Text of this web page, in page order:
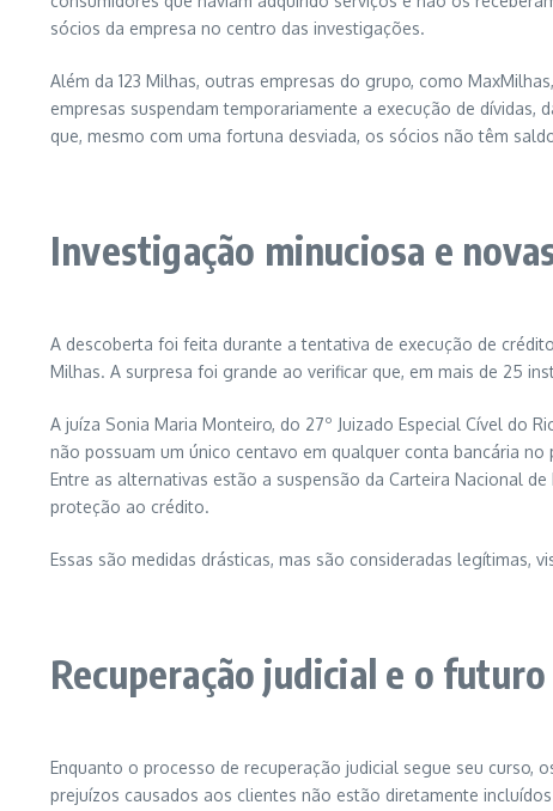
sócios da empresa no centro das investigações.
Além da 123 Milhas, outras empresas do grupo, como
empresas suspendam temporariamente a execução de
que, mesmo com uma fortuna desviada, os sócios não têm
Investigação minuciosa e
A descoberta foi feita durante a tentativa de execução de
Milhas. A surpresa foi grande ao verificar que, em mais de 25
A juíza Sonia Maria Monteiro, do 27º Juizado Especial Cível do
não possuam um único centavo em qualquer conta bancária
Entre as alternativas estão a suspensão da Carteira Nacional
proteção ao crédito.
Essas são medidas drásticas, mas são consideradas
Recuperação judicial e o
Enquanto o processo de recuperação judicial segue seu curso,
prejuízos causados aos clientes não estão diretamente